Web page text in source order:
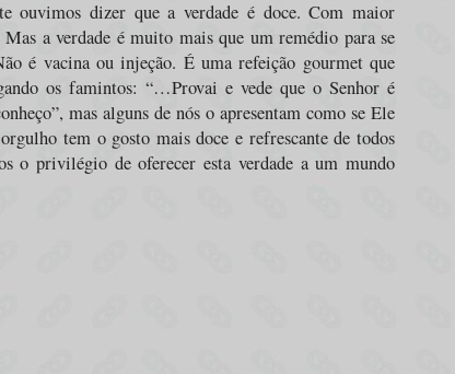
ouvimos dizer que a verdade é doce. Com maior
a verdade é muito mais que um remédio para se
é vacina ou injeção. É uma refeição gourmet que
os famintos: “…Provai e vede que o Senhor é
mas alguns de nós o apresentam como se Ele
tem o gosto mais doce e refrescante de todos
o privilégio de oferecer esta verdade a um mundo